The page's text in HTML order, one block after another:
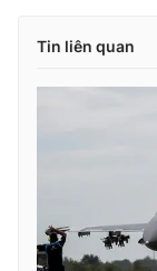
Tin liên quan